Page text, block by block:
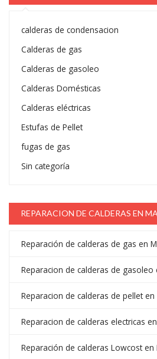
calderas de condensacion
Calderas de gas
Calderas de gasoleo
Calderas Domésticas
Calderas eléctricas
Estufas de Pellet
fugas de gas
Sin categoría
REPARACION DE CALDERAS EN
Reparación de calderas de gas en
Reparacion de calderas de gasoleo
Reparacion de calderas de pellet en
Reparacion de calderas electricas
Reparación de calderas Lowcost en